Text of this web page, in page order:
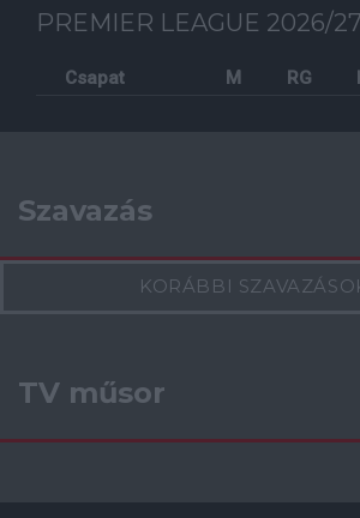
PREMIER LEAGUE 2026/27
Csapat M RG
Szavazás
KORÁBBI
TV műsor